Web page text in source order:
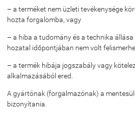
– a terméket nem üzleti tevékenysége
hozta forgalomba, vagy
– a hiba a tudomány és a technika
hozatal időpontjában nem volt
– a termék hibája jogszabály vagy
alkalmazásából ered.
A gyártónak (forgalmazónak) a
bizonyítania.